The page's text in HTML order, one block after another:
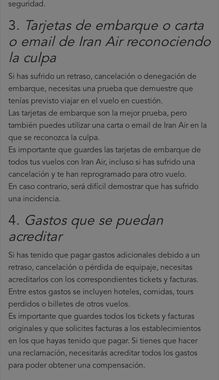
seguridad.
3.
Tarjetas de embarque o carta
o email de Iran Air reconociendo
la culpa
Si has sufrido un retraso, cancelación o denegación de
embarque, necesitas una prueba que demuestre que
tenías previsto viajar en el vuelo en cuestión.
Las tarjetas de embarque son la mejor prueba, pero
también puedes utilizar una carta o email de Iran Air en la
que se reconozca la culpa.
Es importante que guardes las tarjetas de embarque de
todos tus vuelos con Iran Air, incluso si has sufrido una
cancelación y te han reprogramado para otro vuelo.
En caso contrario, será difícil demostrar que has sufrido
una incidencia.
4. Gastos que se puedan
acreditar
Si has tenido que pagar gastos adicionales debido a un
retraso, cancelación o pérdida de equipaje, necesitas
acreditarlos con los correspondientes tickets y facturas.
Entre estos gastos se incluyen hoteles, comidas, tours
perdidos o billetes de otros vuelos.
Es importante que guardes todos los tickets y facturas
originales y que solicites facturas a los establecimientos
en los que hayas tenido que pagar. Si tienes que hacer
una reclamación, necesitarás acreditar todos los gastos
para poder obtener una compensación.